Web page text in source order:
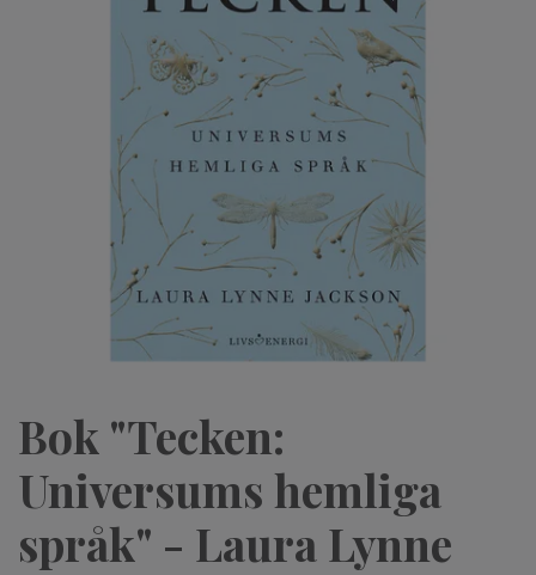
Bok "Tecken:
Universums hemliga
språk" - Laura Lynne